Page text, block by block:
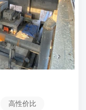
高性价比